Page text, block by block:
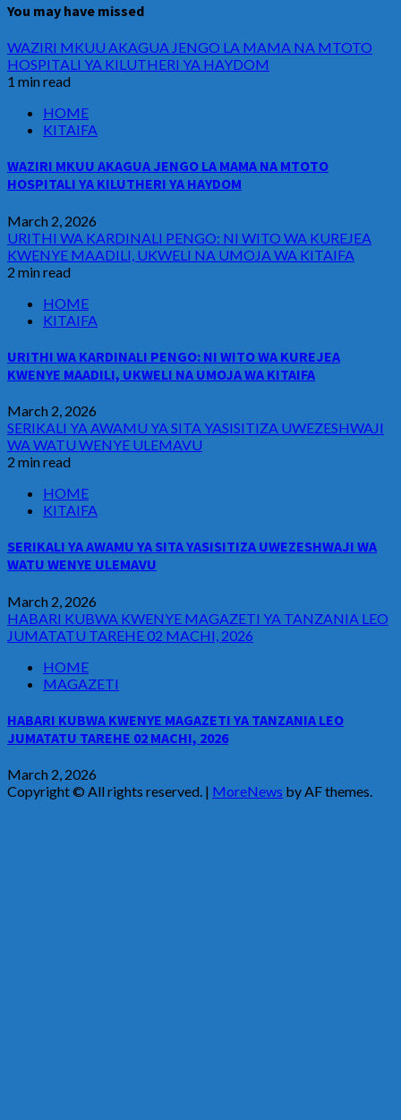
You may have missed
WAZIRI MKUU AKAGUA JENGO LA MAMA NA MTOTO
HOSPITALI YA KILUTHERI YA HAYDOM
1 min read
HOME
KITAIFA
WAZIRI MKUU AKAGUA JENGO LA MAMA NA MTOTO
HOSPITALI YA KILUTHERI YA HAYDOM
March 2, 2026
URITHI WA KARDINALI PENGO: NI WITO WA KUREJEA
KWENYE MAADILI, UKWELI NA UMOJA WA KITAIFA
2 min read
HOME
KITAIFA
URITHI WA KARDINALI PENGO: NI WITO WA KUREJEA
KWENYE MAADILI, UKWELI NA UMOJA WA KITAIFA
March 2, 2026
SERIKALI YA AWAMU YA SITA YASISITIZA UWEZESHWAJI
WA WATU WENYE ULEMAVU
2 min read
HOME
KITAIFA
SERIKALI YA AWAMU YA SITA YASISITIZA UWEZESHWAJI WA
WATU WENYE ULEMAVU
March 2, 2026
HABARI KUBWA KWENYE MAGAZETI YA TANZANIA LEO
JUMATATU TAREHE 02 MACHI, 2026
HOME
MAGAZETI
HABARI KUBWA KWENYE MAGAZETI YA TANZANIA LEO
JUMATATU TAREHE 02 MACHI, 2026
March 2, 2026
Copyright © All rights reserved. | MoreNews by AF themes.